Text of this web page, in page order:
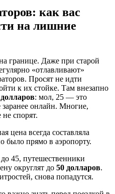
как вас
на лишние
границе. Даже при старой
«отлавливают»
Просят не идти
к их стойке. Там внезапно
: мол, 25 — это
заранее онлайн. Многие,
спорят.
цена всегда составляла
было прямо в аэропорту.
45, путешественники
округлят до 50 долларов.
снова попадутся.